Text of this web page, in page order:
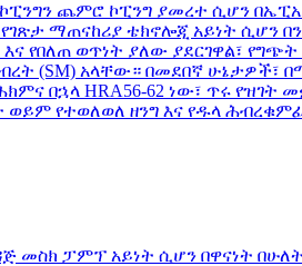
ጨምሮ ኮፒንግ ያመረተ ሲሆን
የገጽታ ማጠናከሪያ ቴክኖሎጂ አይነት
እና የበለጠ ወጥነት ያለው ያደርገዋል፣
ብረት (SM) አላቸው። በመደበኛ
በኋላ HRA56-62 ነው፣ ጥሩ የዝገት
የተወለወለ ዘንግ እና የዱላ
መስክ ፓምፕ አይነት ሲሆን በዋናነት